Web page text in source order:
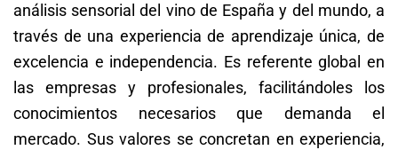
análisis sensorial del vino de España y del mundo, a
través de una experiencia de aprendizaje única, de
excelencia e independencia. Es referente global en
las empresas y profesionales, facilitándoles los
conocimientos necesarios que demanda el
mercado. Sus valores se concretan en experiencia,